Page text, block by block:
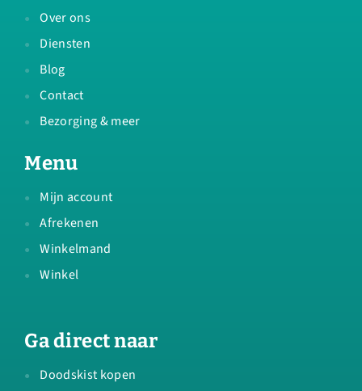
Over ons
Diensten
Blog
Contact
Bezorging & meer
Menu
Mijn account
Afrekenen
Winkelmand
Winkel
Ga direct naar
Doodskist kopen